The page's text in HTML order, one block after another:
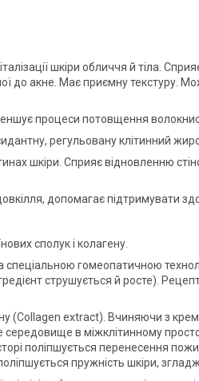
шкіри обличчя й тіла.
до акне. Має приємну текстуру.
процеси потовщення
регульовану клітинний
шкіри. Сприяє відновленню
допомагає підтримувати
сполук і колагену.
спеціальною гомеопатичною
струшується й росте).
(Collagen extract). Вчиняючи з
в міжклітинному
поліпшується перенесення
пружність шкіри,